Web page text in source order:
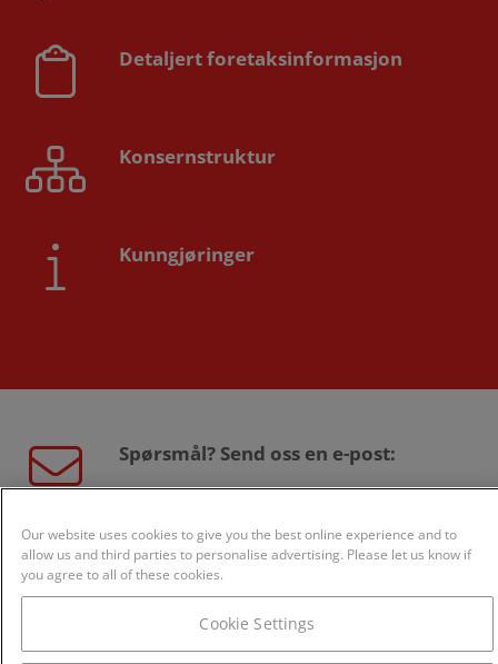
Detaljert foretaksinformasjon
Konsernstruktur
Kunngjøringer
Spørsmål? Send oss en e-post:
800 24 868
Our website uses cookies to give you the best online experience and to
allow us and third parties to personalise advertising. Please let us know if
you agree to all of these cookies.
Cookie Settings